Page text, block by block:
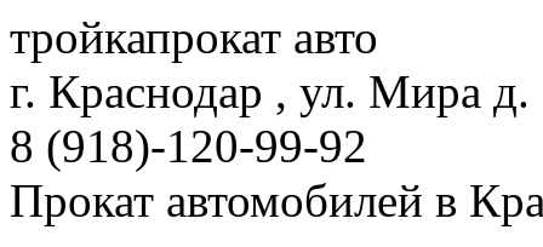
тройкапрокат авто
г. Краснодар , ул. Мира
8 (918)-120-99-92
Прокат автомобилей в